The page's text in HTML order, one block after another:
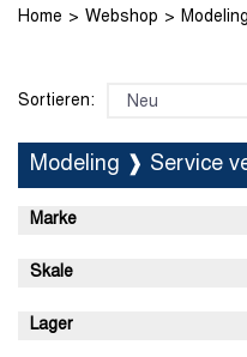
Home Webshop Modeling
Sortieren:
Modeling ❱ Service
Marke
Skale
Lager